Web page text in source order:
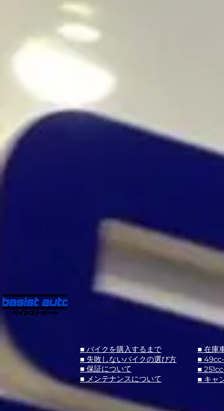
■ バイクを購入するまで
■ 失敗しないバイクの選び方
■ 保証について
■ メンテナンスについて
■ 在庫
■
■
■ キャ